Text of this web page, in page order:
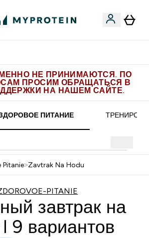
НЕ ПРИНИМАЮТСЯ. ПО
ПРОСИМ ОБРАЩАТЬСЯ В
НА НАШЕМ САЙТЕ.
ПИТАНИЕ
>Zavtrak Na Hodu
PITANIE
завтрак на
9 вариантов